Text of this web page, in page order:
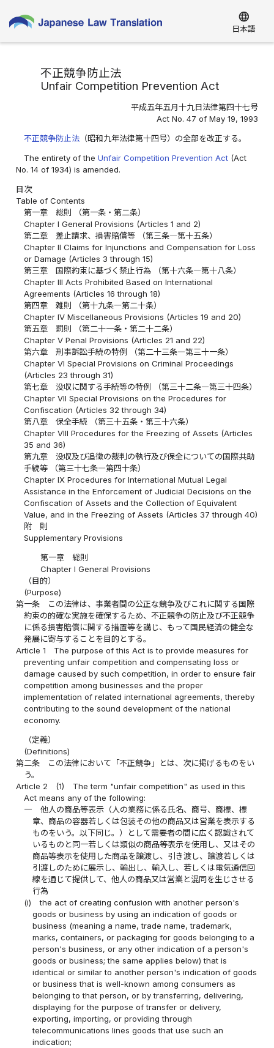
language
日本語
不正競争防止法
Unfair Competition Prevention Act
平成五年五月十九日法律第四十七号
Act No. 47 of May 19, 1993
不正競争防止法 （昭和九年法律第十四号）の全部を改正する。
The entirety of theUnfair Competition Prevention Act (Act
No. 14 of 1934) is amended.
目次
Table of Contents
第一章 総則 （第一条・第二条）
Chapter I General Provisions (Articles 1 and 2)
第二章 差止請求、損害賠償等 （第三条―第十五条）
Chapter II Claims for Injunctions and Compensation for Loss
or Damage (Articles 3 through 15)
第三章 国際約束に基づく禁止行為 （第十六条―第十八条）
Chapter III Acts Prohibited Based on International
Agreements (Articles 16 through 18)
第四章 雑則 （第十九条―第二十条）
Chapter IV Miscellaneous Provisions (Articles 19 and 20)
第五章 罰則 （第二十一条・第二十二条）
Chapter V Penal Provisions (Articles 21 and 22)
第六章 刑事訴訟手続の特例 （第二十三条―第三十一条）
Chapter VI Special Provisions on Criminal Proceedings
(Articles 23 through 31)
第七章 没収に関する手続等の特例 （第三十二条―第三十四条）
Chapter VII Special Provisions on the Procedures for
Confiscation (Articles 32 through 34)
第八章 保全手続 （第三十五条・第三十六条）
Chapter VIII Procedures for the Freezing of Assets (Articles
35 and 36)
第九章 没収及び追徴の裁判の執行及び保全についての国際共助
手続等 （第三十七条―第四十条）
Chapter IX Procedures for International Mutual Legal
Assistance in the Enforcement of Judicial Decisions on the
Confiscation of Assets and the Collection of Equivalent
Value, and in the Freezing of Assets (Articles 37 through 40)
附 則
Supplementary Provisions
第一章 総則
Chapter I General Provisions
（目的）
(Purpose)
第一条
この法律は、事業者間の公正な競争及びこれに関する国際
約束の的確な実施を確保するため、不正競争の防止及び不正競争
に係る損害賠償に関する措置等を講じ、もって国民経済の健全な
発展に寄与することを目的とする。
Article 1
The purpose of this Act is to provide measures for
preventing unfair competition and compensating loss or
damage caused by such competition, in order to ensure fair
competition among businesses and the proper
implementation of related international agreements, thereby
contributing to the sound development of the national
economy.
（定義）
(Definitions)
第二条
この法律において「不正競争」とは、次に掲げるものをい
う。
Article 2
(1)
The term "unfair competition" as used in this
Act means any of the following:
一
他人の商品等表示（人の業務に係る氏名、商号、商標、標
章、商品の容器若しくは包装その他の商品又は営業を表示する
ものをいう。以下同じ。）として需要者の間に広く認識されて
いるものと同一若しくは類似の商品等表示を使用し、又はその
商品等表示を使用した商品を譲渡し、引き渡し、譲渡若しくは
引渡しのために展示し、輸出し、輸入し、若しくは電気通信回
線を通じて提供して、他人の商品又は営業と混同を生じさせる
行為
(i)
the act of creating confusion with another person's
goods or business by using an indication of goods or
business (meaning a name, trade name, trademark,
marks, containers, or packaging for goods belonging to a
person's business, or any other indication of a person's
goods or business; the same applies below) that is
identical or similar to another person's indication of goods
or business that is well-known among consumers as
belonging to that person, or by transferring, delivering,
displaying for the purpose of transfer or delivery,
exporting, importing, or providing through
telecommunications lines goods that use such an
indication;